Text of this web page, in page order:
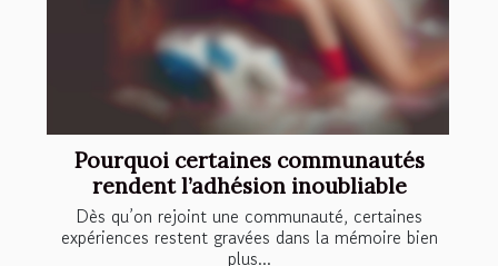
Pourquoi certaines communautés
rendent l’adhésion inoubliable
Dès qu’on rejoint une communauté, certaines
expériences restent gravées dans la mémoire bien
plus...